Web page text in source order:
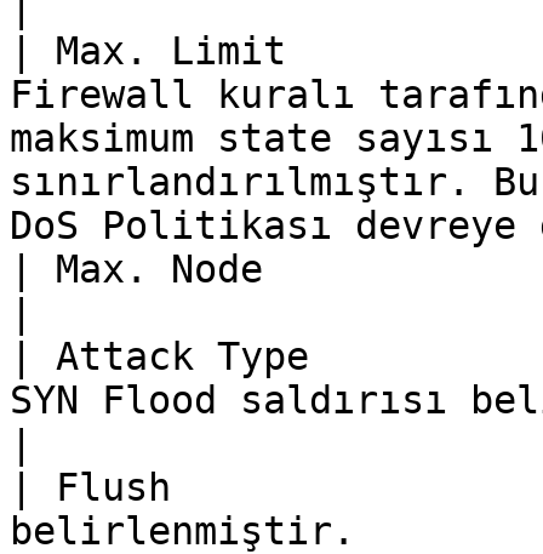
| Max. Limit           |
Firewall kuralı
maksimum state sayısı
sınırlandırılmıştır. Bu
DoS Politikası
| Max. Node
| Attack Type          |
SYN Flood saldırısı
| Flush                |
belirlenmiştir.